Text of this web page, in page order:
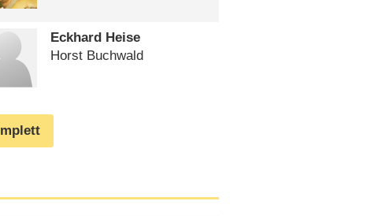
Eckhard Heise
Horst Buchwald